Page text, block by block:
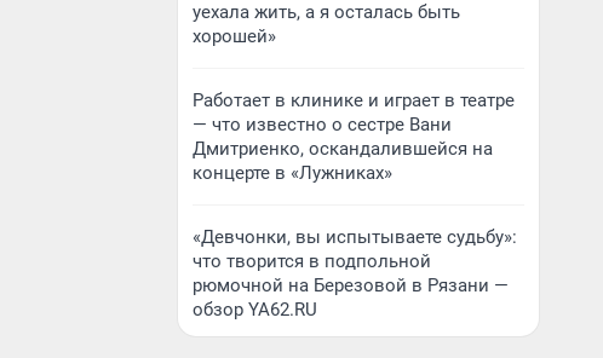
уехала жить, а я осталась быть
хорошей»
Работает в клинике и играет в театре
— что известно о сестре Вани
Дмитриенко, оскандалившейся на
концерте в «Лужниках»
«Девчонки, вы испытываете судьбу»:
что творится в подпольной
рюмочной на Березовой в Рязани —
обзор YA62.RU